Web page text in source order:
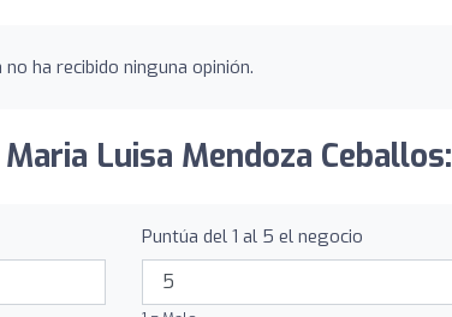
ha recibido ninguna opinión.
Luisa Mendoza Ceballos:
Puntúa del 1 al 5 el negocio